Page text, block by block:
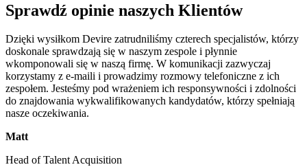
Sprawdź opinie naszych Klientów
Dzięki wysiłkom Devire zatrudniliśmy czterech specjalistów, którzy
doskonale sprawdzają się w naszym zespole i płynnie
wkomponowali się w naszą firmę. W komunikacji zazwyczaj
korzystamy z e-maili i prowadzimy rozmowy telefoniczne z ich
zespołem. Jesteśmy pod wrażeniem ich responsywności i zdolności
do znajdowania wykwalifikowanych kandydatów, którzy spełniają
nasze oczekiwania.
Matt
Head of Talent Acquisition